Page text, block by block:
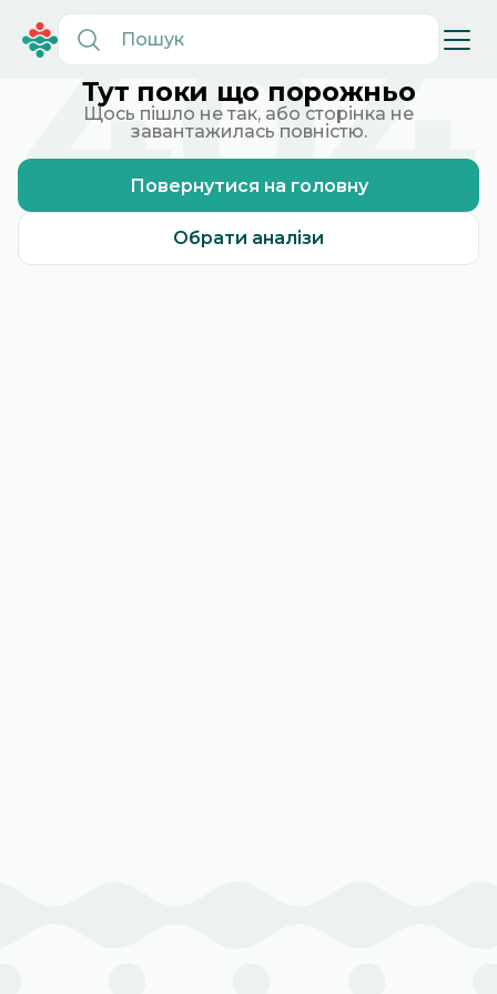
Тут поки що порожньо
Щось пішло не так, або сторінка не
завантажилась повністю.
Повернутися на головну
Обрати аналізи
404